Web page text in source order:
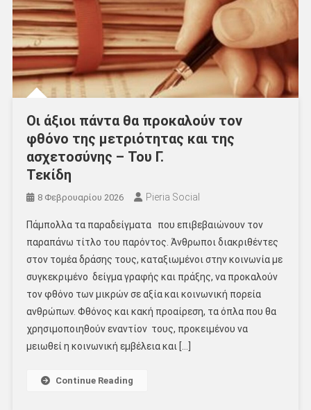
Οι άξιοι πάντα θα προκαλούν τον
φθόνο της μετριότητας και της
ασχετοσύνης – Του Γ.
Τεκίδη
8 Φεβρουαρίου 2026 Pieria Social
Πάμπολλα τα παραδείγματα που επιβεβαιώνουν τον
παραπάνω τίτλο του παρόντος. Άνθρωποι διακριθέντες
στον τομέα δράσης τους, καταξιωμένοι στην κοινωνία με
συγκεκριμένο δείγμα γραφής και πράξης, να προκαλούν
τον φθόνο των μικρών σε αξία και κοινωνική πορεία
ανθρώπων. Φθόνος και κακή προαίρεση, τα όπλα που θα
χρησιμοποιηθούν εναντίον τους, προκειμένου να
μειωθεί η κοινωνική εμβέλεια και […]
Continue Reading